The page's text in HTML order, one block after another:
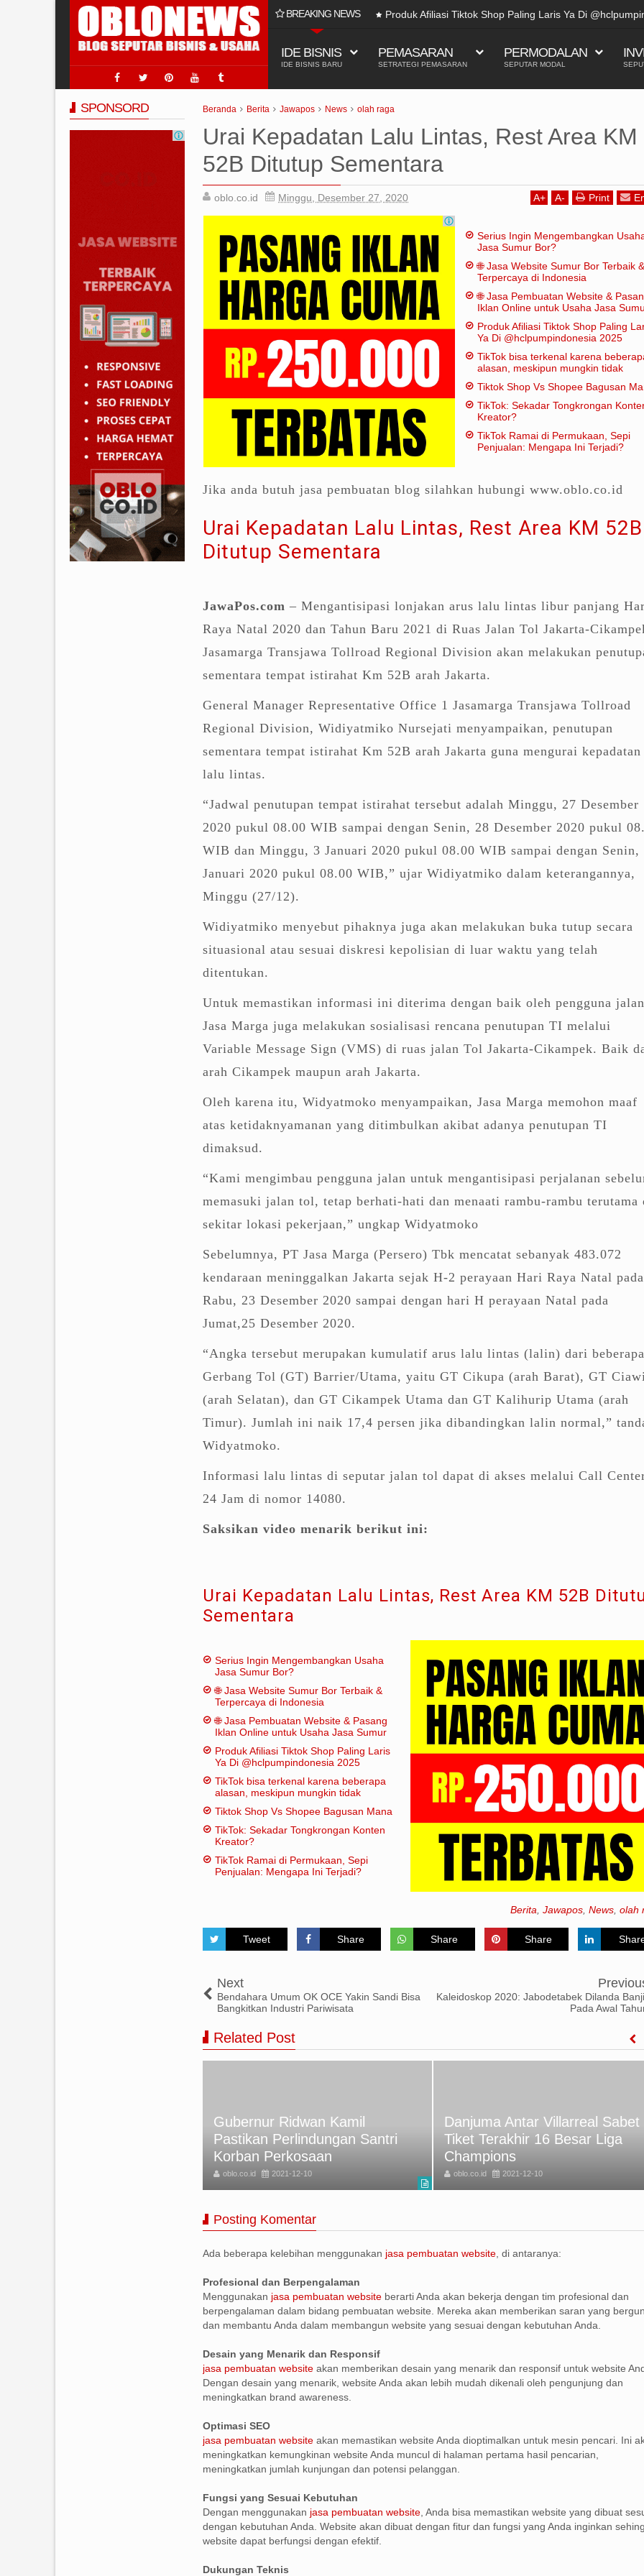
BREAKING NEWS
Produk Afiliasi Tiktok Shop Paling Laris Ya Di @hclpumpindonesia 2025
IDE BISNIS
IDE BISNIS BARU
PEMASARAN
SETRATEGI PEMASARAN
PERMODALAN
SEPUTAR MODAL
Beranda Berita Jawapos News olah raga
Urai Kepadatan Lalu Lintas, Rest Area KM
52B Ditutup Sementara
oblo.co.id Minggu, Desember 27, 2020 A+ A- Print
Serius Ingin Mengembangkan
Jasa Sumur Bor?
🌐 Jasa Website Sumur Bor Terbaik &
Terpercaya di Indonesia
🌐 Jasa Pembuatan Website &
Iklan Online untuk Usaha Jasa
Produk Afiliasi Tiktok Shop Paling
Ya Di @hclpumpindonesia 2025
TikTok bisa terkenal karena
alasan, meskipun mungkin tidak
tradisional:
Tiktok Shop Vs Shopee Bagusan
TikTok: Sekadar Tongkrongan
Kreator?
TikTok Ramai di Permukaan, Sepi
Penjualan: Mengapa Ini Terjadi?
Jika anda butuh jasa pembuatan blog silahkan hubungi www.oblo.co.id
Urai Kepadatan Lalu Lintas, Rest Area KM 52B
Ditutup Sementara
JawaPos.com – Mengantisipasi lonjakan arus lalu lintas libur panjang
Raya Natal 2020 dan Tahun Baru 2021 di Ruas Jalan Tol Jakarta-
Jasamarga Transjawa Tollroad Regional Division akan melakukan
sementara tempat istirahat Km 52B arah Jakarta.
General Manager Representative Office 1 Jasamarga Transjawa Tollroad
Regional Division, Widiyatmiko Nursejati menyampaikan, penutupan
sementara tempat istirahat Km 52B arah Jakarta guna mengurai kepadatan
lalu lintas.
“Jadwal penutupan tempat istirahat tersebut adalah Minggu, 27 Desember
2020 pukul 08.00 WIB sampai dengan Senin, 28 Desember 2020 pukul
WIB dan Minggu, 3 Januari 2020 pukul 08.00 WIB sampai dengan Senin,
Januari 2020 pukul 08.00 WIB,” ujar Widiyatmiko dalam keterangannya,
Minggu (27/12).
Widiyatmiko menyebut pihaknya juga akan melakukan buka tutup secara
situasional atau sesuai diskresi kepolisian di luar waktu yang telah
ditentukan.
Untuk memastikan informasi ini diterima dengan baik oleh pengguna
Jasa Marga juga melakukan sosialisasi rencana penutupan TI melalui
Variable Message Sign (VMS) di ruas jalan Tol Jakarta-Cikampek. Baik
arah Cikampek maupun arah Jakarta.
Oleh karena itu, Widyatmoko menyampaikan, Jasa Marga memohon maaf
atas ketidaknyamanan yang ditimbulkan akibat adanya penutupan TI
dimaksud.
“Kami mengimbau pengguna jalan untuk mengantisipasi perjalanan
memasuki jalan tol, tetap berhati-hati dan menaati rambu-rambu terutama
sekitar lokasi pekerjaan,” ungkap Widyatmoko
Sebelumnya, PT Jasa Marga (Persero) Tbk mencatat sebanyak 483.072
kendaraan meninggalkan Jakarta sejak H-2 perayaan Hari Raya Natal pada
Rabu, 23 Desember 2020 sampai dengan hari H perayaan Natal pada
Jumat,25 Desember 2020.
“Angka tersebut merupakan kumulatif arus lalu lintas (lalin) dari beberapa
Gerbang Tol (GT) Barrier/Utama, yaitu GT Cikupa (arah Barat), GT
(arah Selatan), dan GT Cikampek Utama dan GT Kalihurip Utama (arah
Timur). Jumlah ini naik 17,4 persen jika dibandingkan lalin normal,”
Widyatmoko.
Informasi lalu lintas di seputar jalan tol dapat di akses melalui Call
24 Jam di nomor 14080.
Saksikan video menarik berikut ini:
Urai Kepadatan Lalu Lintas, Rest Area KM 52B
Sementara
Serius Ingin Mengembangkan Usaha
Jasa Sumur Bor?
🌐 Jasa Website Sumur Bor Terbaik &
Terpercaya di Indonesia
🌐 Jasa Pembuatan Website & Pasang
Iklan Online untuk Usaha Jasa Sumur
Produk Afiliasi Tiktok Shop Paling Laris
Ya Di @hclpumpindonesia 2025
TikTok bisa terkenal karena beberapa
alasan, meskipun mungkin tidak
tradisional:
Tiktok Shop Vs Shopee Bagusan Mana
TikTok: Sekadar Tongkrongan Konten
Kreator?
TikTok Ramai di Permukaan, Sepi
Penjualan: Mengapa Ini Terjadi?
Berita Jawapos News olah
Tweet Share Share Share
Next
Bendahara Umum OK OCE Yakin Sandi Bisa
Bangkitkan Industri Pariwisata
Kaleidoskop 2020: Jabodetabek Dilanda
Pada Awal
Related Post
Gubernur Ridwan Kamil
Pastikan Perlindungan Santri
Korban Perkosaan
oblo.co.id 2021-12-10
Danjuma Antar Villarreal Sabet
Tiket Terakhir 16 Besar Liga
Champions
oblo.co.id 2021-12-10
Posting Komentar
Ada beberapa kelebihan menggunakan jasa pembuatan website , di antaranya:
Profesional dan Berpengalaman
Menggunakan jasa pembuatan website berarti Anda akan bekerja dengan tim profesional dan
berpengalaman dalam bidang pembuatan website. Mereka akan memberikan saran yang
dan membantu Anda dalam membangun website yang sesuai dengan kebutuhan Anda.
Desain yang Menarik dan Responsif
jasa pembuatan website akan memberikan desain yang menarik dan responsif untuk website
Dengan desain yang menarik, website Anda akan lebih mudah dikenali oleh pengunjung dan
meningkatkan brand awareness.
Optimasi SEO
jasa pembuatan website akan memastikan website Anda dioptimalkan untuk mesin pencari. Ini
meningkatkan kemungkinan website Anda muncul di halaman pertama hasil pencarian,
meningkatkan jumlah kunjungan dan potensi pelanggan.
Fungsi yang Sesuai Kebutuhan
Dengan menggunakan jasa pembuatan website , Anda bisa memastikan website yang dibuat
dengan kebutuhan Anda. Website akan dibuat dengan fitur dan fungsi yang Anda inginkan
website dapat berfungsi dengan efektif.
Dukungan Teknis
SPONSORD